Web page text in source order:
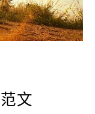
文